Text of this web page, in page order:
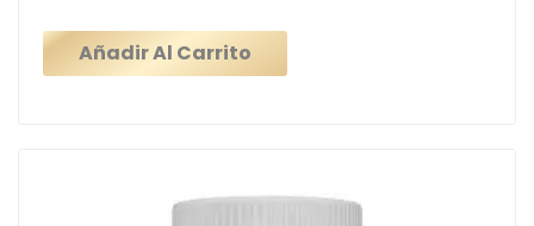
Añadir Al Carrito